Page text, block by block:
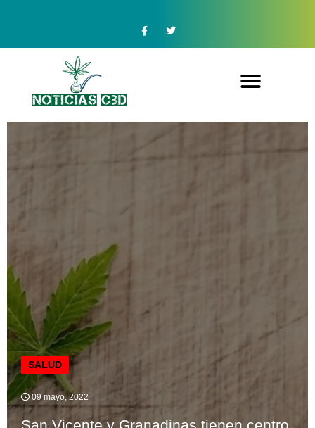
SALUD
09 mayo, 2022